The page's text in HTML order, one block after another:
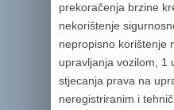
prekoračenja brzine
nekorištenje
nepropisno korištenje
upravljanja vozilom, 1
stjecanja prava na
neregistriranim i